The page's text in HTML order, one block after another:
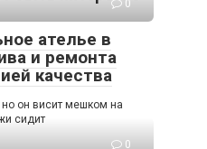
0
ателье в
и ремонта
качества
он висит мешком на
сидит
0